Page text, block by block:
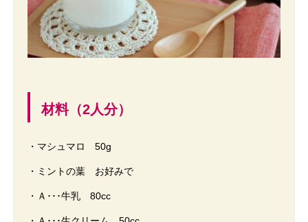
材料（2人分）
・マシュマロ 50g
・ミントの葉 お好みで
・Ａ･･･牛乳 80cc